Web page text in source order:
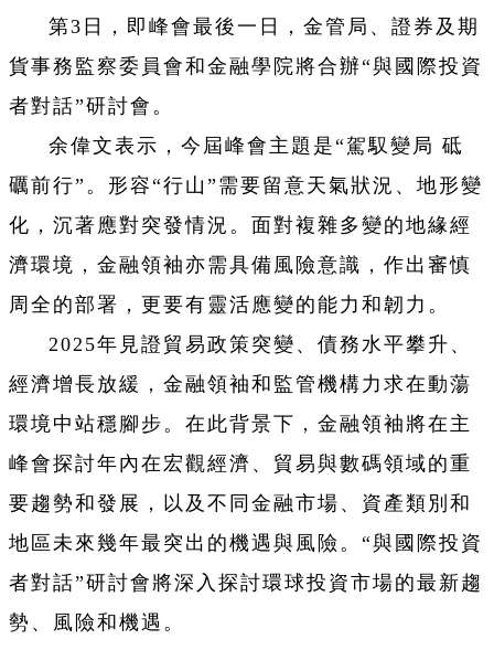
第3日，即峰會最後一日，金管局、證券及期
貨事務監察委員會和金融學院將合辦“與國際投資
者對話”研討會。
余偉文表示，今屆峰會主題是“駕馭變局 砥
礪前行”。形容“行山”需要留意天氣狀況、地形變
化，沉著應對突發情況。面對複雜多變的地緣經
濟環境，金融領袖亦需具備風險意識，作出審慎
周全的部署，更要有靈活應變的能力和韌力。
2025年見證貿易政策突變、債務水平攀升、
經濟增長放緩，金融領袖和監管機構力求在動蕩
環境中站穩腳步。在此背景下，金融領袖將在主
峰會探討年內在宏觀經濟、貿易與數碼領域的重
要趨勢和發展，以及不同金融市場、資產類別和
地區未來幾年最突出的機遇與風險。“與國際投資
者對話”研討會將深入探討環球投資市場的最新趨
勢、風險和機遇。